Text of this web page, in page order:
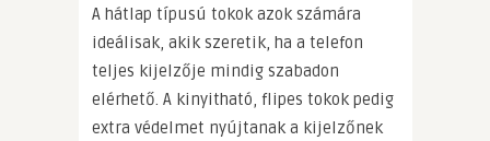
A hátlap típusú tokok azok számára
ideálisak, akik szeretik, ha a telefon
teljes kijelzője mindig szabadon
elérhető. A kinyitható, flipes tokok pedig
extra védelmet nyújtanak a kijelzőnek